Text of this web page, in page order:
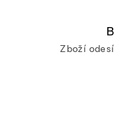
Zboží